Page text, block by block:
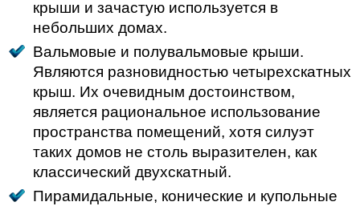
крыши и зачастую используется в
небольших домах.
Вальмовые и полувальмовые крыши.
Являются разновидностью четырехскатных
крыш. Их очевидным достоинством,
является рациональное использование
пространства помещений, хотя силуэт
таких домов не столь выразителен, как
классический двухскатный.
Пирамидальные, конические и купольные